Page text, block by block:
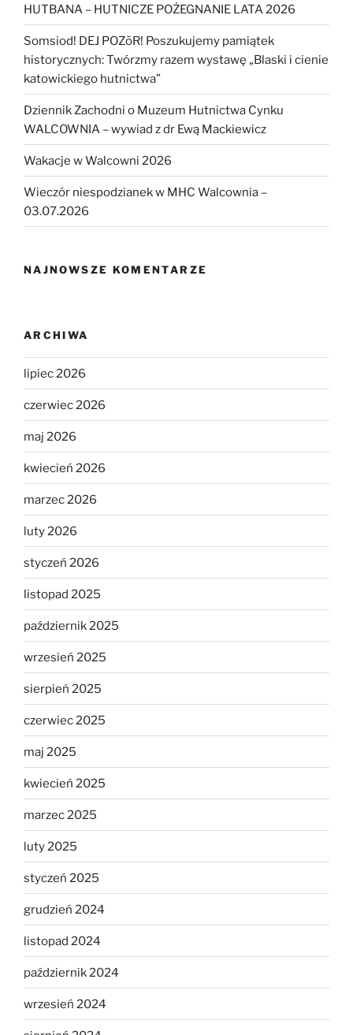
HUTBANA – HUTNICZE POŻEGNANIE LATA 2026
Somsiod! DEJ POZōR! Poszukujemy pamiątek
historycznych: Twórzmy razem wystawę „Blaski i cienie
katowickiego hutnictwa”
Dziennik Zachodni o Muzeum Hutnictwa Cynku
WALCOWNIA – wywiad z dr Ewą Mackiewicz
Wakacje w Walcowni 2026
Wieczór niespodzianek w MHC Walcownia –
03.07.2026
NAJNOWSZE KOMENTARZE
ARCHIWA
lipiec 2026
czerwiec 2026
maj 2026
kwiecień 2026
marzec 2026
luty 2026
styczeń 2026
listopad 2025
październik 2025
wrzesień 2025
sierpień 2025
czerwiec 2025
maj 2025
kwiecień 2025
marzec 2025
luty 2025
styczeń 2025
grudzień 2024
listopad 2024
październik 2024
wrzesień 2024